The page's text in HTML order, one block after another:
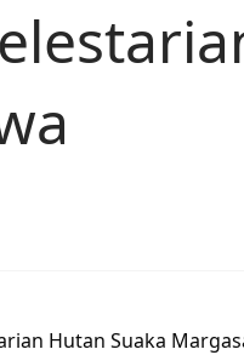
Hutan Suaka